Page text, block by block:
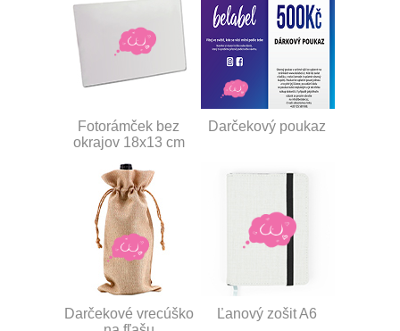
Fotorámček bez
okrajov 18x13 cm
Darčekový poukaz
Darčekové vrecúško
Ľanový zošit A6